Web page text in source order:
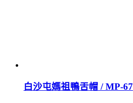
白沙屯媽祖鴨舌帽 / MP-67